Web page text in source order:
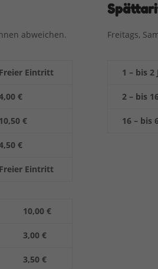
abweichen.
Freier Eintritt
€
10,50 €
€
Freier Eintritt
10,00 €
3,00 €
3,50 €
Freitags,
1 – bis 2
2 – bis
16 – bis